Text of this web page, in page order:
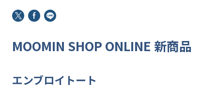
MOOMIN SHOP ONLINE 新商品
エンブロイトート